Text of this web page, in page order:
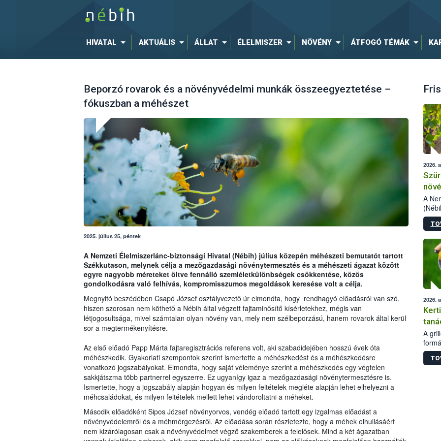
HIVATAL AKTUÁLIS ÁLLAT ÉLELMISZER NÖVÉNY ÁTFOGÓ TÉMÁK
Beporzó rovarok és a növényvédelmi munkák összeegyeztetése –
fókuszban a méhészet
2025. július 25, péntek
A Nemzeti Élelmiszerlánc-biztonsági Hivatal (Nébih) július közepén méhészeti bemutatót tartott
Székkutason, melynek célja a mezőgazdasági növénytermesztés és a méhészeti ágazat között
egyre nagyobb méreteket öltve fennálló szemléletkülönbségek csökkentése, közös
gondolkodásra való felhívás, kompromisszumos megoldások keresése volt a célja.
Megnyitó beszédében Csapó József osztályvezető úr elmondta, hogy rendhagyó előadásról van szó,
hiszen szorosan nem köthető a Nébih által végzett fajtaminősítő kísérletekhez, mégis van
létjogosultsága, mivel számtalan olyan növény van, mely nem szélbeporzású, hanem rovarok által kerül
sor a megtermékenyítésre.
Az első előadó Papp Márta fajtaregisztrációs referens volt, aki szabadidejében hosszú évek óta
méhészkedik. Gyakorlati szempontok szerint ismertette a méhészkedést és a méhészkedésre
vonatkozó jogszabályokat. Elmondta, hogy saját véleménye szerint a méhészkedés egy végtelen
sakkjátszma több partnerrel egyszerre. Ez ugyanígy igaz a mezőgazdasági növénytermesztésre is.
Ismertette, hogy a jogszabály alapján hogyan és milyen feltételek megléte alapján lehet elhelyezni a
méhcsaládokat, és milyen feltételek mellett lehet vándoroltatni a méheket.
Második előadóként Sipos József növényorvos, vendég előadó tartott egy izgalmas előadást a
növényvédelemről és a méhmérgezésről. Az előadása során részletezte, hogy a méhek elhullásáért
nem kizárólagosan csak a növényvédelmet végző szakemberek a felelősek. Mind a két ágazatban
2026.
A
Az
2026.
A